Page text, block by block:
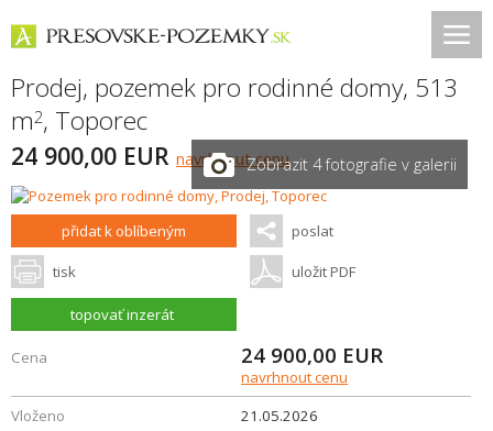
Prodej, pozemek pro rodinné domy, 513
m2, Toporec
24 900,00 EUR navrhnout cenuZobrazit 4 fotografie v galerii
přidat k oblíbeným poslat
tisk uložit PDF
topovať inzerát
Cena 24 900,00 EUR
navrhnout cenu
Vloženo
21.05.2026